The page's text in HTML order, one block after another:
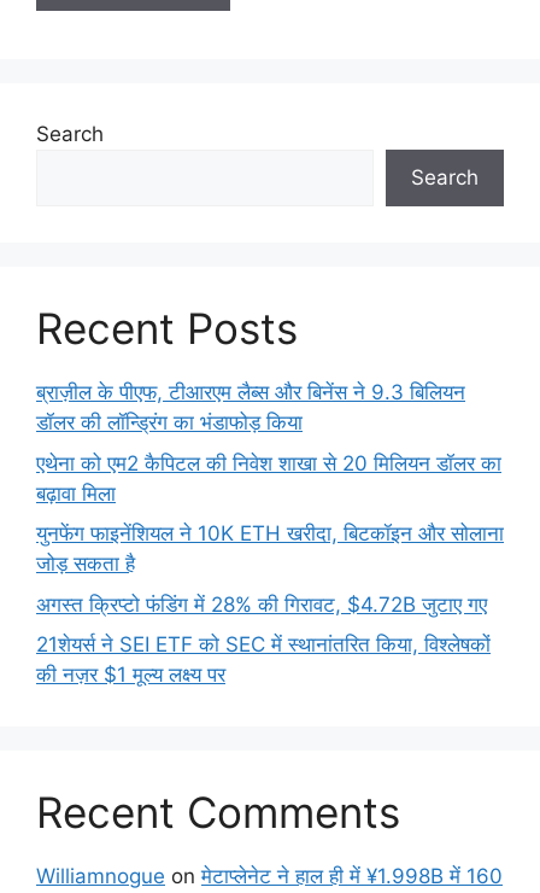
Search
Search
Recent Posts
ब्राज़ील के पीएफ, टीआरएम लैब्स और बिनेंस ने 9.3 बिलियन
डॉलर की लॉन्ड्रिंग का भंडाफोड़ किया
एथेना को एम2 कैपिटल की निवेश शाखा से 20 मिलियन डॉलर का
बढ़ावा मिला
युनफेंग फाइनेंशियल ने 10K ETH खरीदा, बिटकॉइन और सोलाना
जोड़ सकता है
अगस्त क्रिप्टो फंडिंग में 28% की गिरावट, $4.72B जुटाए गए
21शेयर्स ने SEI ETF को SEC में स्थानांतरित किया, विश्लेषकों
की नज़र $1 मूल्य लक्ष्य पर
Recent Comments
Williamnogue onमेटाप्लेनेट ने हाल ही में ¥1.998B में 160